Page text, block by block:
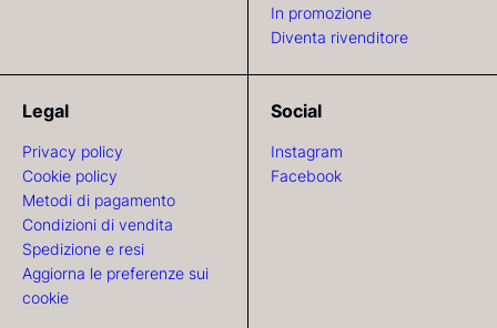
In promozione
Diventa rivenditore
Legal
Privacy policy
Cookie policy
Metodi di pagamento
Condizioni di vendita
Spedizione e resi
Aggiorna le preferenze sui
cookie
Social
Instagram
Facebook